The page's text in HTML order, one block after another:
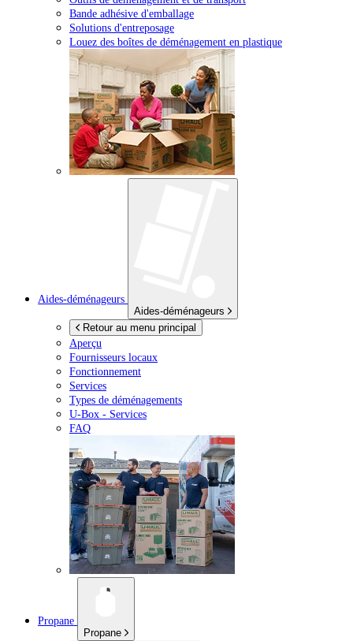
Bande adhésive d'emballage
Solutions d'entreposage
Louez des boîtes de déménagement en plastique
Aides-déménageurs
Aides-déménageurs
Retour au menu principal
Aperçu
Fournisseurs locaux
Fonctionnement
Services
Types de déménagements
U-Box - Services
FAQ
Propane
Propane